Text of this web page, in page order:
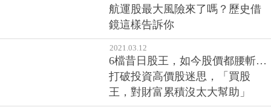
航運股最大風險來了嗎？歷史借
鏡這樣告訴你
2021.03.12
6檔昔日股王，如今股價都腰斬…
打破投資高價股迷思，「買股
王，對財富累積沒太大幫助」